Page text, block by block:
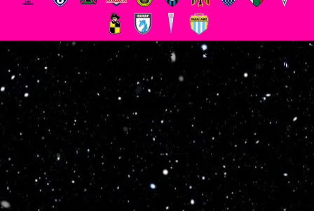
Optimized by Seraphinite Accelerator
Turns on site high speed to be attractive for people and search engines.